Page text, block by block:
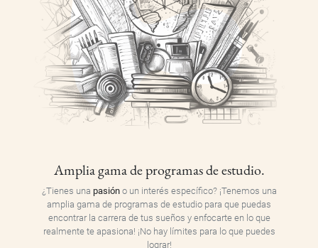
Amplia gama de programas de estudio.
¿Tienes una pasióno un interés específico? ¡Tenemos una
amplia gama de programas de estudio para que puedas
encontrar la carrera de tus sueños y enfocarte en lo que
realmente te apasiona! ¡No hay límites para lo que puedes
lograr!